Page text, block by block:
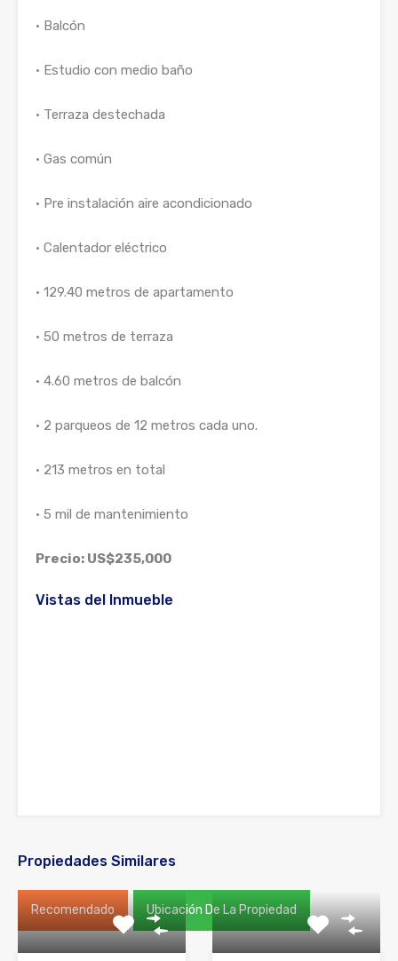
• Balcón
• Estudio con medio baño
• Terraza destechada
• Gas común
• Pre instalación aire acondicionado
• Calentador eléctrico
• 129.40 metros de apartamento
• 50 metros de terraza
• 4.60 metros de balcón
• 2 parqueos de 12 metros cada uno.
• 213 metros en total
• 5 mil de mantenimiento
Precio: US$235,000
Vistas del Inmueble
Propiedades Similares
Recomendado Ubicación De La Propiedad